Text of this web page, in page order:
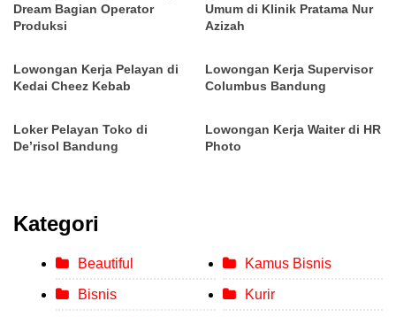
Dream Bagian Operator
Produksi
Umum di Klinik Pratama Nur
Azizah
Lowongan Kerja Pelayan di
Kedai Cheez Kebab
Lowongan Kerja Supervisor
Columbus Bandung
Loker Pelayan Toko di
De’risol Bandung
Lowongan Kerja Waiter di HR
Photo
Kategori
Beautiful
Bisnis
Kamus Bisnis
Kurir